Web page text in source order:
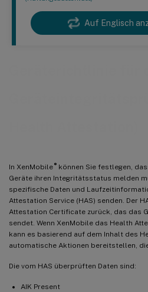
Auf Englisch
In XenMobile ®können Sie festlegen,
Geräte ihren Integritätsstatus melden
spezifische Daten und
Attestation Service (HAS) senden. Der
Attestation Certificate zurück, das das
sendet. Wenn XenMobile das Health
kann es basierend auf dem Inhalt des
automatische Aktionen bereitstellen,
Die vom HAS überprüften Daten sind:
AIK Present